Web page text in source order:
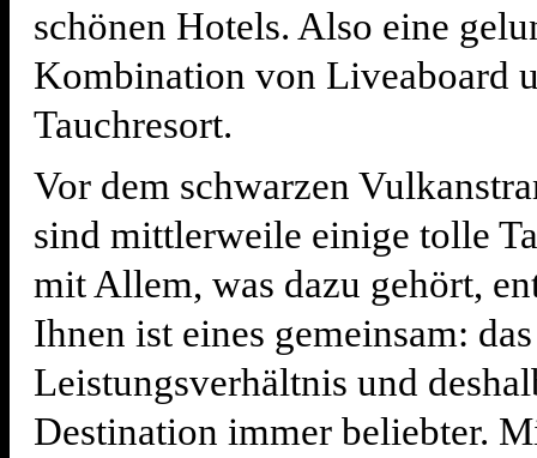
schönen Hotels. Also eine
Kombination von Liveaboard
Tauchresort.
Vor dem schwarzen
sind mittlerweile einige tolle
mit Allem, was dazu gehört,
Ihnen ist eines gemeinsam:
Leistungsverhältnis und
Destination immer beliebter.